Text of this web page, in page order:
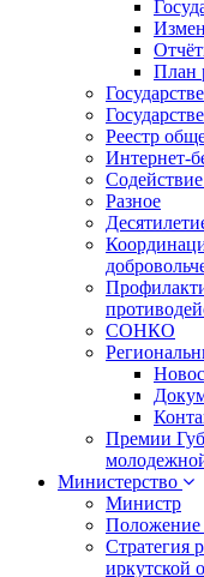
План
Реестр
Интернет-
Разное
СОНКО
Премии
Министерство
Министр
Положение
Стратегия
иркутской